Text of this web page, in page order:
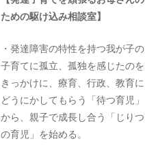
ための駆け込み相談室】
・発達障害の特性を持つ我が子の
子育てに孤立、孤独を感じたのを
きっかけに、療育、行政、教育に
どうにかしてもらう「待つ育児」
から、親子で成長し合う「じりつ
の育児」を始める。